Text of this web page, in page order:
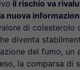
il rischio va
nuova
di colesterolo
diventa
del fumo, un
la comparsa di